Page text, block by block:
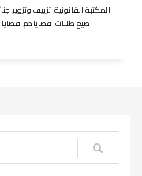
المكتبة القانونية,تزييف وتزوير,
صيغ طلبات,قضايا دم,